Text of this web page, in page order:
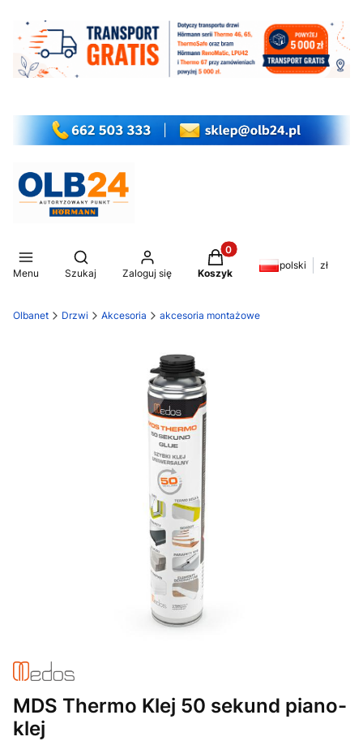
Menu
Otwórz wyszukiwarkę
Szukaj Zaloguj się
Produkty w koszyku: 0.
Koszyk
polski zł
Olbanet Drzwi Akcesoria akcesoria montażowe
MDS Thermo Klej 50 sekund piano-
klej